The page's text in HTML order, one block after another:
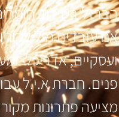
הברזל בשילוב
אנו עובדים מול
ועסקיים, אדריכלי
פנים. חברת א.י.ל
מציעה פתרונות